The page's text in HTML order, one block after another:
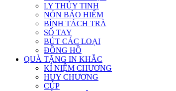
LY THỦY TINH
NÓN BẢO HIỂM
BÌNH TÁCH TRÀ
SỔ TAY
BÚT CÁC LOẠI
ĐỒNG HỒ
QUÀ TẶNG IN KHẮC
KỈ NIỆM CHƯƠNG
HUY CHƯƠNG
CÚP